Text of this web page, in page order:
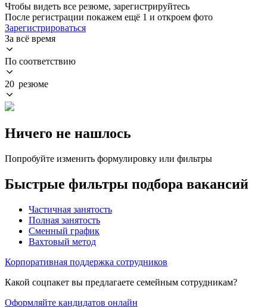
Чтобы видеть все резюме, зарегистрируйтесь
После регистрации покажем ещё 1 и откроем фото
Зарегистрироваться
За всё время
По соответствию
20 резюме
Ничего не нашлось
Попробуйте изменить формулировку или фильтры
Быстрые фильтры подбора вакансий
Частичная занятость
Полная занятость
Сменный график
Вахтовый метод
Корпоративная поддержка сотрудников
Какой соцпакет вы предлагаете семейным сотрудникам?
Оформляйте кандидатов онлайн